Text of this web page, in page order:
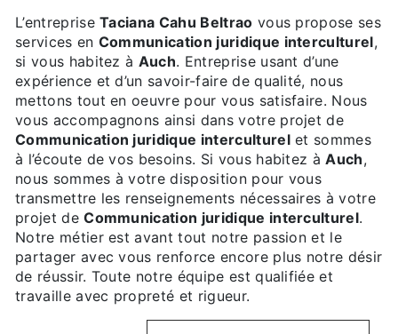
L’entrepriseTaciana Cahu Beltrao vous propose ses
services en Communication juridique interculturel,
si vous habitez à Auch. Entreprise usant d’une
expérience et d’un savoir-faire de qualité, nous
mettons tout en oeuvre pour vous satisfaire. Nous
vous accompagnons ainsi dans votre projet de
Communication juridique interculturelet sommes
à l’écoute de vos besoins. Si vous habitez àAuch,
nous sommes à votre disposition pour vous
transmettre les renseignements nécessaires à votre
projet deCommunication juridique interculturel.
Notre métier est avant tout notre passion et le
partager avec vous renforce encore plus notre désir
de réussir. Toute notre équipe est qualifiée et
travaille avec propreté et rigueur.